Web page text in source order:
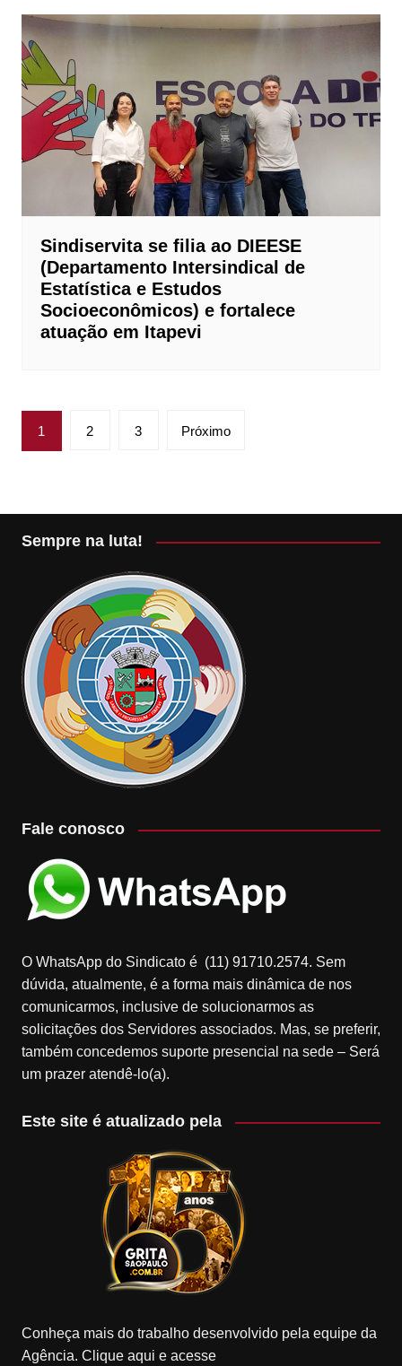
Sindiservita se filia ao DIEESE
(Departamento Intersindical de
Estatística e Estudos
Socioeconômicos) e fortalece
atuação em Itapevi
Paginação
de
1 2 3 Próximo
Sempre na luta!
Fale conosco
O WhatsApp do Sindicato é (11) 91710.2574. Sem
dúvida, atualmente, é a forma mais dinâmica de nos
comunicarmos, inclusive de solucionarmos as
solicitações dos Servidores associados. Mas, se preferir,
também concedemos suporte presencial na sede – Será
um prazer atendê-lo(a).
Este site é atualizado pela
Conheça mais do trabalho desenvolvido pela equipe da
Agência. Clique aqui e acesse